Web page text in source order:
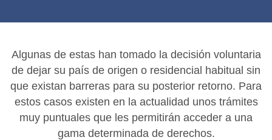
Algunas de estas han tomado la decisión voluntaria
de dejar su país de origen o residencial habitual sin
que existan barreras para su posterior retorno. Para
estos casos existen en la actualidad unos trámites
muy puntuales que les permitirán acceder a una
gama determinada de derechos.